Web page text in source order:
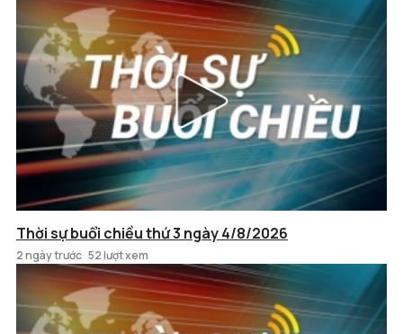
Thời sự buổi chiều thứ 3 ngày 4/8/2026
2 ngày trước 52 lượt xem